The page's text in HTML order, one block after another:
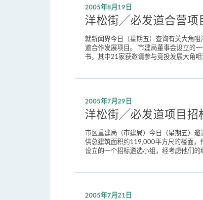
2005年8月19日
洋松街╱必发道合营项
就新闻界今日（星期五）查询有关大角
道合作发展项目。 市建局董事会设立的
书，其中21家获邀请参与竞投发展大角
2005年7月29日
洋松街╱必发道项目招
市区重建局（市建局）今日（星期五）
供总建筑面积约119,000平方尺的楼面，
设立的一个招标遴选小组，经考虑他们
2005年7月21日